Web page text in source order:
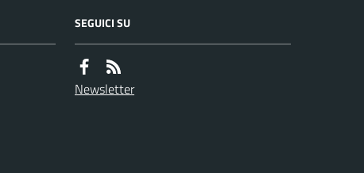
SEGUICI SU
Newsletter